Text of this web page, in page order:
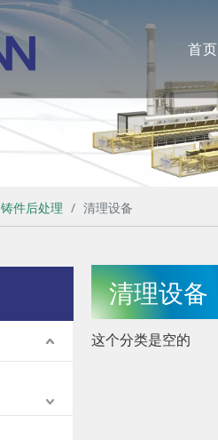
首页
铸件后处理 / 清理设备
清理设备
这个分类是空的